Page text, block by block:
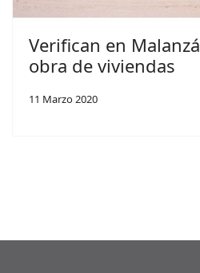
Verifican en
obra de viviendas
11 Marzo 2020